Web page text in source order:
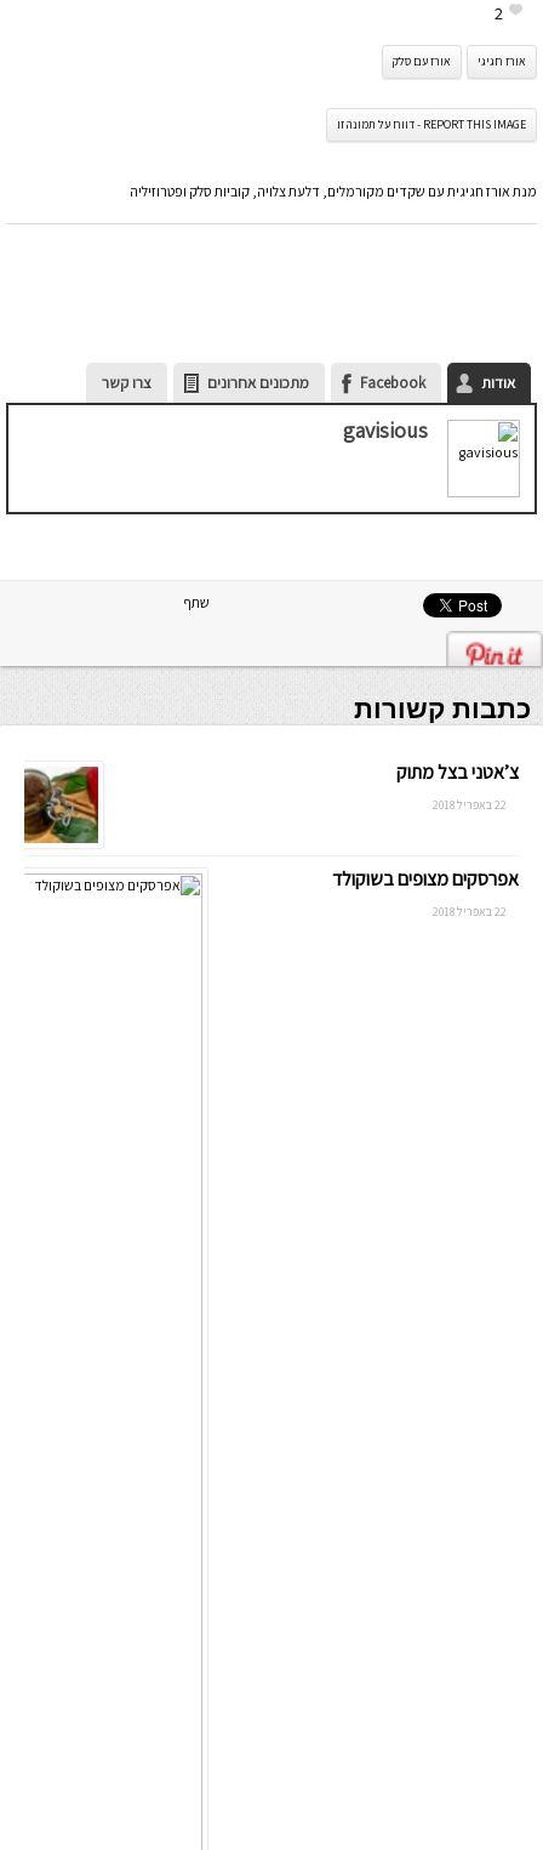
2
אורז חגיגי אורז עם סלק
REPORT THIS IMAGE - דווח על תמונה זו
מנת אורז חגיגית עם שקדים מקורמלים, דלעת צלויה, קוביות סלק ופטרוזיליה
אודות Facebook מתכונים אחרונים צרו קשר
gavisious
שתף
כתבות קשורות
צ’אטני בצל מתוק
22 באפריל 2018
אפרסקים מצופים בשוקולד
22 באפריל 2018